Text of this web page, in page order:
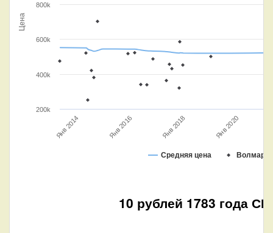
Цена
Средняя цена Волмар
Янв 2014 Янв 2016 Янв 2018 Янв 2020
200k
400k
600k
800k
10 рублей 1783 года